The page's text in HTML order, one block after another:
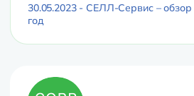
30.05.2023 - СЕЛЛ-Сервис – обзор
год